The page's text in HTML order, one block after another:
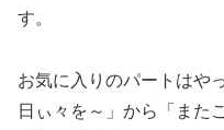
す。
お気に入りのパートはや
日ぃ々を～」から「また